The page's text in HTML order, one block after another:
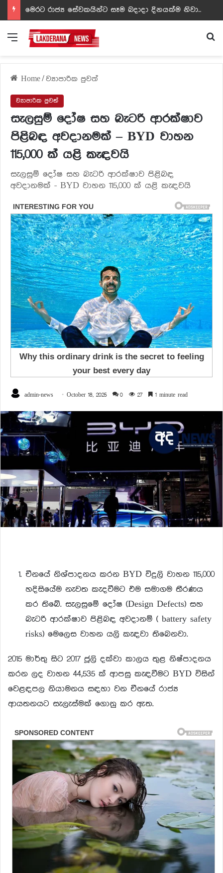
ඩඩ්ලිට දෙවෙනි නොවූ රත්න සහල් අධිපති..- PHOTOS
Menu
Home/ව්‍යාපාරික පුවත්
ව්‍යාපාරික පුවත්
සැලසුම් දෝෂ සහ බැටරි ආරක්ෂාව
පිළිබඳ අවදානමක් – BYD වාහන
115,000 ක් යළි කැඳවයි
සැලසුම් දෝෂ සහ බැටරි ආරක්ෂාව පිළිබඳ
අවදානමක් - BYD වාහන 115,000 ක් යළි කැඳවයි
admin-news October 18, 2025 0 27 1 minute read
චීනයේ නිශ්පාදනය කරන BYD විදුලි වාහන 115,000
හදිසියේම නැවත කැදවීමට එම සමාගම තීරණය
කර තිබේ. සැලසුමේ දෝෂ (Design Defects) සහ
බැටරි ආරක්ෂාව පිළිබඳ අවදානම් ( battery safety
risks) මෙලෙස වාහන යලි කැඳවා තිබෙනවා.
2015 මාර්තු සිට 2017 ජූලි දක්වා කාලය තුළ නිෂ්පාදනය
කරන ලද වාහන 44,535 ක් ආපසු කැඳවීමට BYD විසින්
වෙළඳපල නියාමනය සඳහා වන චීනයේ රාජ්‍ය
ආයතනයට සැලැස්මක් ගොනු කර ඇත.